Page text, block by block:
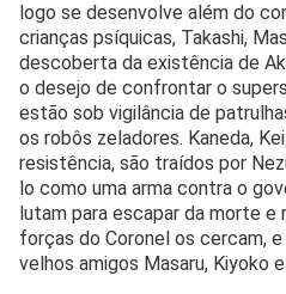
logo se desenvolve além do
crianças psíquicas, Takashi,
descoberta da existência de
o desejo de confrontar o
estão sob vigilância de
os robôs zeladores. Kaneda,
resistência, são traídos por
lo como uma arma contra o
lutam para escapar da morte e
forças do Coronel os cercam,
velhos amigos Masaru, Kiyoko